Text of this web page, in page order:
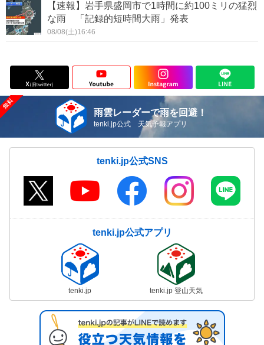
【速報】岩手県盛岡市で1時間に約100ミリの猛烈
な雨 「記録的短時間大雨」発表
08/08(土)16:46
雨雲レーダーで雨を回避！
tenki.jp公式 天気予報アプリ
tenki.jp公式SNS
tenki.jp公式アプリ
tenki.jp tenki.jp 登山天気